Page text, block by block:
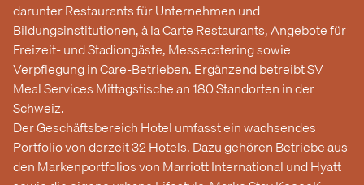
darunter Restaurants für Unternehmen und
Bildungsinstitutionen, à la Carte Restaurants, Angebote für
Freizeit- und Stadiongäste, Messecatering sowie
Verpflegung in Care-Betrieben. Ergänzend betreibt SV
Meal Services Mittagstische an 180 Standorten in der
Schweiz.
Der Geschäftsbereich Hotel umfasst ein wachsendes
Portfolio von derzeit 32 Hotels. Dazu gehören Betriebe aus
den Markenportfolios von Marriott International und Hyatt